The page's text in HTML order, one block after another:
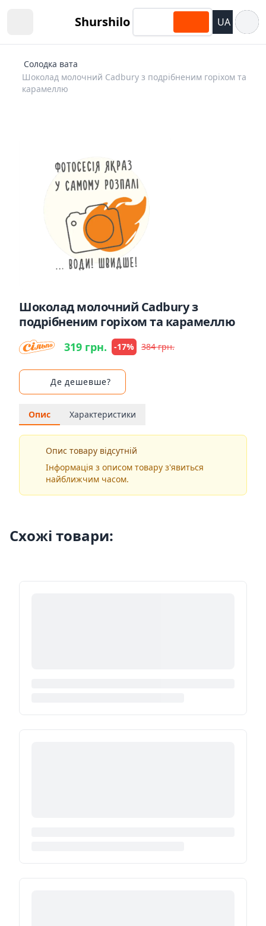
Shurshilo UA
Cолодка вата
Шоколад молочний Cadbury з подрібненим горіхом та
карамеллю
Шоколад молочний Cadbury з
подрібненим горіхом та карамеллю
319 грн. -17% 384 грн.
Де дешевше?
Опис Характеристики
Опис товару відсутній
Інформація з описом товару з'явиться
найближчим часом.
Схожі товари: